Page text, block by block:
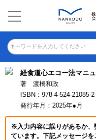
キーワードを入力してください
経食道心エコー法マニ
著 渡橋和政
ISBN：978-4-524-21085-2
発行年月：2025年●月
※入力内容に誤りがあるか、
ています。下記メッセージを